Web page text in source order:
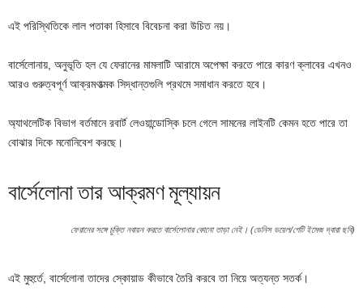
এই পরিস্থিতিকে লাল পতাকা হিসাবে বিবেচনা করা উচিত নয়।
বার্সেলোনায়, অনুভূতি হল যে ফেরানের মামলাটি আরামে অপেক্ষা করতে পারে কারণ ক্লাবের এখনও
আরও গুরুত্বপূর্ণ আক্রমণাত্মক সিদ্ধান্তগুলি প্রথমে সমাধান করতে হবে।
অ্যাথলেটিক বিভাগ বর্তমানে রবার্ট লেওয়ান্ডোস্কি চলে গেলে সামনের লাইনটি কেমন হতে পারে তা
বোঝার দিকে মনোনিবেশ করছে।
বার্সেলোনা তার আক্রমণ মূল্যায়ন
ফেরানের সঙ্গে চুক্তি নবায়ন করতে বার্সেলোনার কোনো তাড়া নেই। (ডেনিস ডয়েল/গেটি ইমেজ দ্বারা ছবি)
এই মুহুর্তে, বার্সেলোনা তাদের স্কোয়াড কীভাবে তৈরি করবে তা নিয়ে অত্যন্ত সতর্ক।